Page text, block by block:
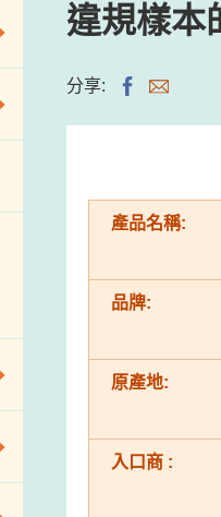
違規樣本
分享:
產品名稱:
品牌:
原產地:
入口商 :